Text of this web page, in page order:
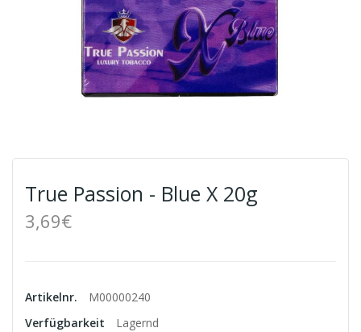
True Passion - Blue X 20g
3,69€
Artikelnr.
M00000240
Verfügbarkeit
Lagernd